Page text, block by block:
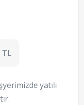
TL
yatılı